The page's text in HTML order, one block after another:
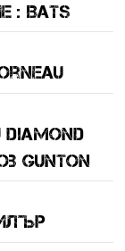
: Bats
Diamond
Gunton